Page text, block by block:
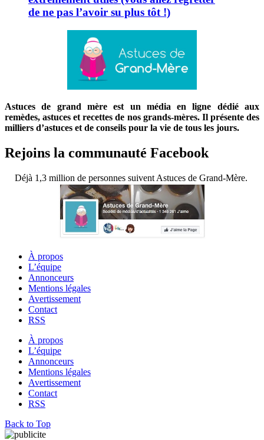
de ne pas l’avoir su plus tôt !)
Astuces de grand mère est un média en ligne dédié aux
remèdes, astuces et recettes de nos grands-mères. Il présente des
milliers d’astuces et de conseils pour la vie de tous les jours.
Rejoins la communauté Facebook
Déjà 1,3 million de personnes suivent Astuces de Grand-Mère.
À propos
L’équipe
Annonceurs
Mentions légales
Avertissement
Contact
RSS
À propos
L’équipe
Annonceurs
Mentions légales
Avertissement
Contact
RSS
Back to Top